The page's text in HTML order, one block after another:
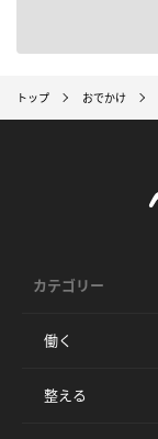
トップ おでかけ
カテゴリー
働く
整える